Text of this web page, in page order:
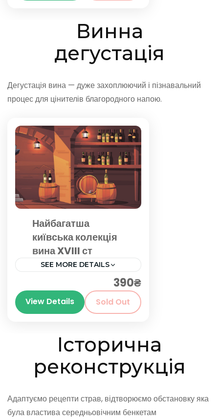
Винна
дегустація
Дегустація вина — дуже захоплюючий і пізнавальний
процес для цінителів благородного напою.
Найбагатша
київська колекція
вина XVIII ст
SEE MORE DETAILS
390₴
View Details Sold Out
Історична
реконструкція
Адаптуємо рецепти страв, відтворюємо обстановку яка
була властива середньовічним бенкетам